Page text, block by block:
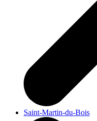
Saint-Martin-du-Bois